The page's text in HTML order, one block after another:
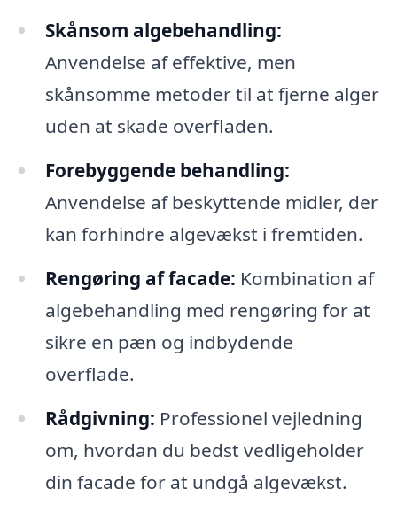
Skånsom algebehandling:
Anvendelse af effektive, men
skånsomme metoder til at fjerne alger
uden at skade overfladen.
Forebyggende behandling:
Anvendelse af beskyttende midler, der
kan forhindre algevækst i fremtiden.
Rengøring af facade: Kombination af
algebehandling med rengøring for at
sikre en pæn og indbydende
overflade.
Rådgivning: Professionel vejledning
om, hvordan du bedst vedligeholder
din facade for at undgå algevækst.